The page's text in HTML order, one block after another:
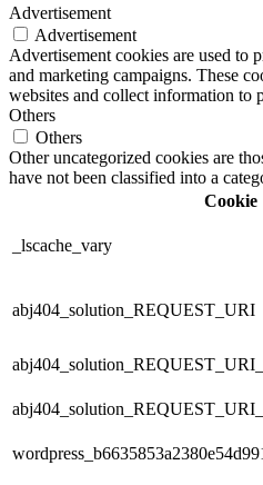
Advertisement
Advertisement
Advertisement cookies are used to
and marketing campaigns. These
websites and collect information to
Others
Others
Other uncategorized cookies are
have not been classified into a
Cookie
_lscache_vary
abj404_solution_REQUEST_URI